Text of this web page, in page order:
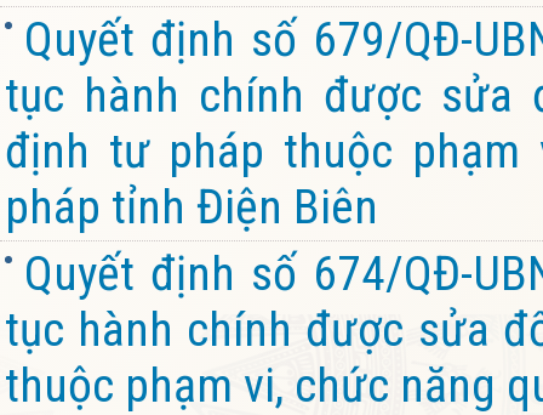
Quyết định số 679/QĐ-
tục hành chính được sửa
định tư pháp thuộc phạm
pháp tỉnh Điện Biên
Quyết định số 674/QĐ-
tục hành chính được sửa
thuộc phạm vi, chức năng